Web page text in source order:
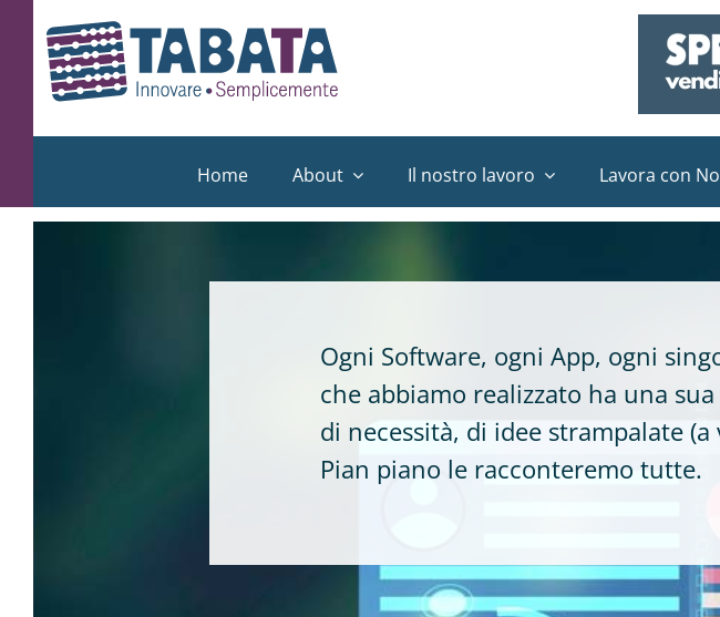
contenuto
Home About Il nostro lavoro Lavora con
Ogni Software, ogni App, ogni
che abbiamo realizzato ha una
di necessità, di idee strampalate
Pian piano le racconteremo tutte.